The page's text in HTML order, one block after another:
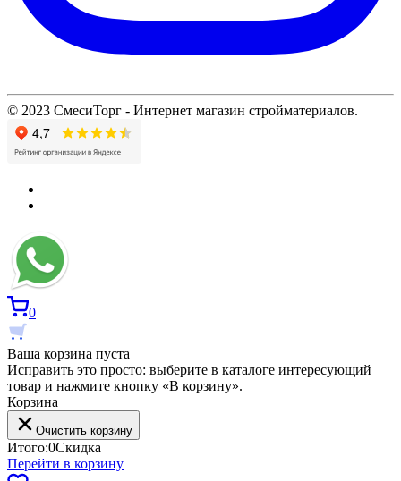
© 2023 СмесиТорг - Интернет магазин стройматериалов.
0
Ваша корзина пуста
Исправить это просто: выберите в каталоге интересующий
товар и нажмите кнопку «В корзину».
Корзина
Очистить корзину
Итого:0Скидка
Перейти в корзину